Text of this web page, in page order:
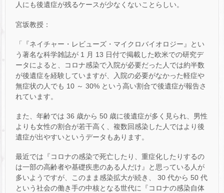
人にも後遺症が残るケースが少なくないことらしい。
宮坂教授：
「『ネイチャー・レビューズ・マイクロバイオロジー』とい
う著名な科学雑誌が 1 月 13 日付で掲載した欧米での研究デ
ータによると、コロナ感染で入院が必要だった人では約半数
が後遺症を経験していますが、入院の必要がなかった軽症や
無症状の人でも 10 ～ 30% という高い割合で後遺症が報告さ
れています。
また、年齢では 36 歳から 50 歳に後遺症が多く見られ、男性
よりも女性の割合が若干高く、複数回感染した人ではより後
遺症が出やすいというデータもあります。
最近では『コロナの感染で死亡したり、重症化したりするの
は一部の高齢者や基礎疾患のある人だけ』と思っている人が
多いようですが、このまま感染拡大が続き、 30 代から 50 代
という社会の働き手の中核となる世代に『コロナの感染自体